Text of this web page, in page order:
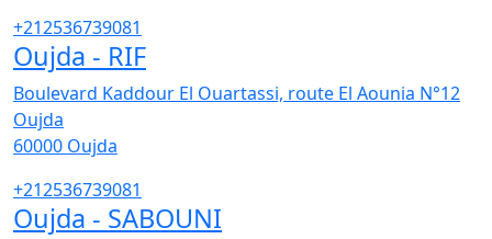
+212536739081
Oujda - RIF
Boulevard Kaddour El Ouartassi, route El Aounia N°12
Oujda
60000 Oujda
+212536739081
Oujda - SABOUNI